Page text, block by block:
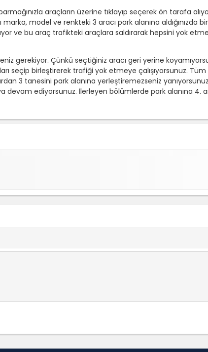
araçların üzerine tıklayıp seçerek ön tarafa
model ve renkteki 3 aracı park alanına
ve bu araç trafikteki araçlara saldırarak hepsini yok
gerekiyor. Çünkü seçtiğiniz aracı geri yerine
seçip birleştirerek trafiği yok etmeye çalışıyorsunuz.
3 tanesini park alanına yerleştiremezseniz
ediyorsunuz. İlerleyen bölümlerde park alanına 4.